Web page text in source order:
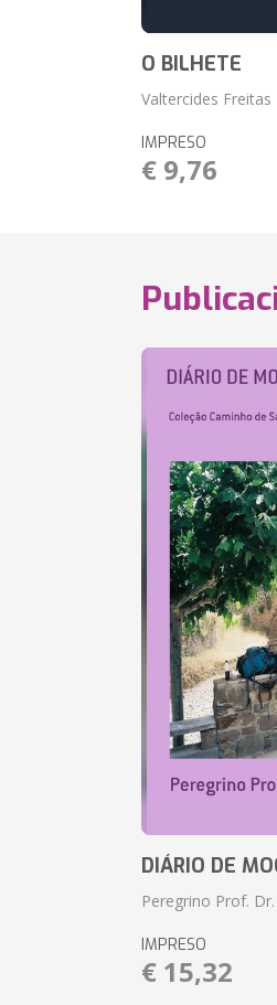
O BILHETE
Valtercides Freitas
IMPRESO
€ 9,76
DIÁRIO DE
Peregrino Prof.
IMPRESO
€ 15,32